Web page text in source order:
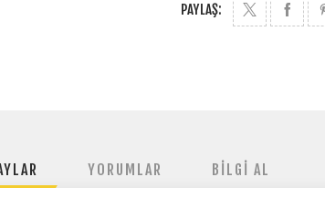
PAYLAŞ:
YORUMLAR BILGI AL